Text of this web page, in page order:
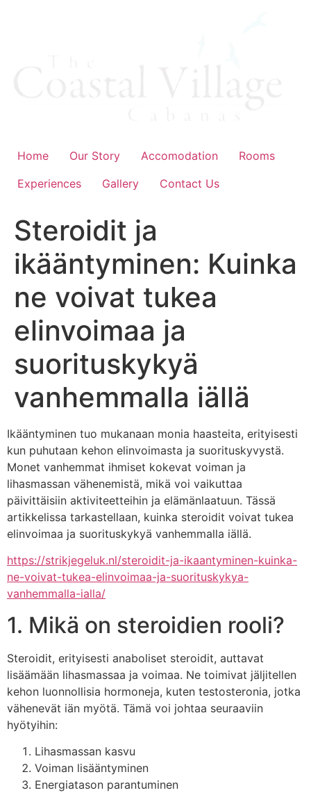
Home Our Story Accomodation
Rooms
Experiences
Gallery Contact Us
Steroidit ja
ikääntyminen: Kuinka
ne voivat tukea
elinvoimaa ja
suorituskykyä
vanhemmalla iällä
Ikääntyminen tuo mukanaan monia haasteita, erityisesti
kun puhutaan kehon elinvoimasta ja suorituskyvystä.
Monet vanhemmat ihmiset kokevat voiman ja
lihasmassan vähenemistä, mikä voi vaikuttaa
päivittäisiin aktiviteetteihin ja elämänlaatuun. Tässä
artikkelissa tarkastellaan, kuinka steroidit voivat tukea
elinvoimaa ja suorituskykyä vanhemmalla iällä.
https://strikjegeluk.nl/steroidit-ja-ikaantyminen-kuinka-
ne-voivat-tukea-elinvoimaa-ja-suorituskykya-
vanhemmalla-ialla/
1. Mikä on steroidien rooli?
Steroidit, erityisesti anaboliset steroidit, auttavat
lisäämään lihasmassaa ja voimaa. Ne toimivat jäljitellen
kehon luonnollisia hormoneja, kuten testosteronia, jotka
vähenevät iän myötä. Tämä voi johtaa seuraaviin
hyötyihin:
Lihasmassan kasvu
Voiman lisääntyminen
Energiatason parantuminen